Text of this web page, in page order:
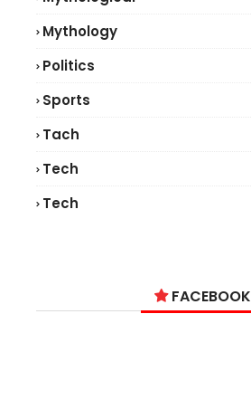
Mythology
Politics
Sports
Tach
Tech
Tech
FACEBOOK